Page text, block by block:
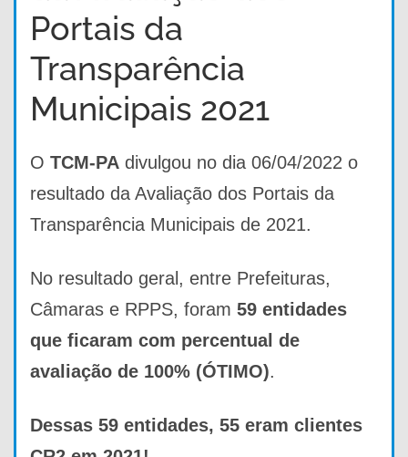
Portais da
Transparência
Municipais 2021
O TCM-PA divulgou no dia 06/04/2022 o
resultado da Avaliação dos Portais da
Transparência Municipais de 2021.
No resultado geral, entre Prefeituras,
Câmaras e RPPS, foram 59 entidades
que ficaram com percentual de
avaliação de 100% (ÓTIMO).
Dessas 59 entidades, 55 eram clientes